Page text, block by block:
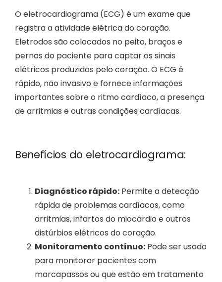
O eletrocardiograma (ECG) é um exame que
registra a atividade elétrica do coração.
Eletrodos são colocados no peito, braços e
pernas do paciente para captar os sinais
elétricos produzidos pelo coração. O ECG é
rápido, não invasivo e fornece informações
importantes sobre o ritmo cardíaco, a presença
de arritmias e outras condições cardíacas.
Benefícios do eletrocardiograma:
Diagnóstico rápido:Permite a detecção
rápida de problemas cardíacos, como
arritmias, infartos do miocárdio e outros
distúrbios elétricos do coração.
Monitoramento contínuo:Pode ser usado
para monitorar pacientes com
marcapassos ou que estão em tratamento